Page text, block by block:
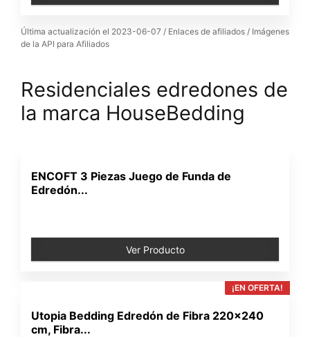
Última actualización el 2023-06-07 / Enlaces de afiliados / Imágenes
de la API para Afiliados
Residenciales edredones de
la marca HouseBedding
ENCOFT 3 Piezas Juego de Funda de
Edredón...
Ver Producto
¡EN OFERTA!
Utopia Bedding Edredón de Fibra 220x240
cm, Fibra...